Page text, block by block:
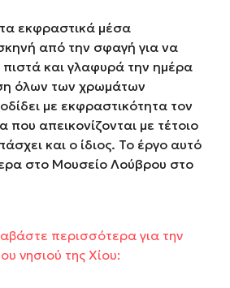
εκφραστικά μέσα
από την σφαγή για να
και γλαφυρά την ημέρα
όλων των χρωμάτων
με εκφραστικότητα τον
απεικονίζονται με τέτοιο
και ο ίδιος. Το έργο αυτό
στο Μουσείο Λούβρου στο
περισσότερα για την
νησιού της Χίου: